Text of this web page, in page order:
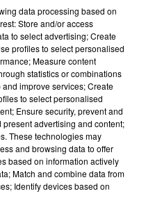
data processing based on
Store and/or access
to select advertising; Create
profiles to select personalised
Measure content
statistics or combinations
improve services; Create
to select personalised
Ensure security, prevent and
advertising and content;
These technologies may
and browsing data to offer
based on information actively
Match and combine data from
Identify devices based on